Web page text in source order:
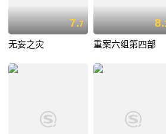
7.7
无妄之灾
8.
重案六组第四部